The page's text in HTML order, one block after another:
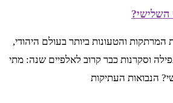
השלישי?
והטעונות ביותר בעולם היהודי,
וסקרנות כבר קרוב לאלפיים שנה: מתי
הנבואות העתיקות